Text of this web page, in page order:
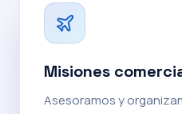
Misiones
Asesoramos y